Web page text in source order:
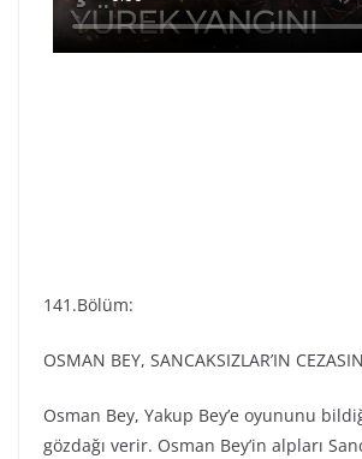
141.Bölüm:
OSMAN BEY, SANCAKSIZLAR’IN
Osman Bey, Yakup Bey’e oyununu
gözdağı verir. Osman Bey’in alpları